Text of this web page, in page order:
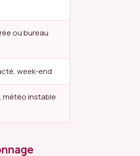
ou bureau
week-end
météo instable